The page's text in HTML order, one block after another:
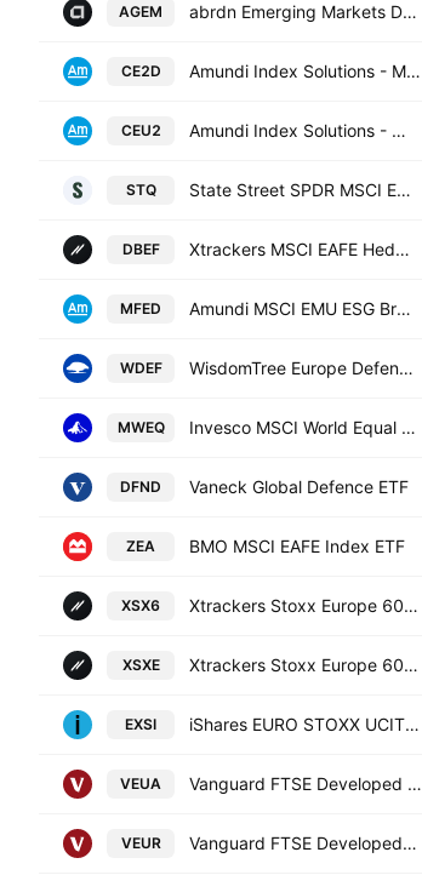
AGEM abrdn Emerging Markets Dividend Active ETF
CE2D Amundi Index Solutions - MSCI Europe UCITS ETF DR
CEU2 Amundi Index Solutions - MSCI Europe UCITS ETF DR
STQ State Street SPDR MSCI Europe Industrials UCITS ETF
DBEF Xtrackers MSCI EAFE Hedged Equity ETF
MFED Amundi MSCI EMU ESG Broad Transition -UCITS ETF Acc- Capitalisation
WDEF WisdomTree Europe Defense Fund
MWEQ Invesco MSCI World Equal Weight UCITS ETF Acc AccumUSD
DFND Vaneck Global Defence ETF
ZEA BMO MSCI EAFE Index ETF
XSX6 Xtrackers Stoxx Europe 600 UCITS ETF Capitalisation 1C
XSXE Xtrackers Stoxx Europe 600 UCITS ETF
EXSI iShares EURO STOXX UCITS ETF (DE)
VEUA Vanguard FTSE Developed Europe UCITS ETF Accum EUR
VEUR Vanguard FTSE Developed Europe UCITS ETF